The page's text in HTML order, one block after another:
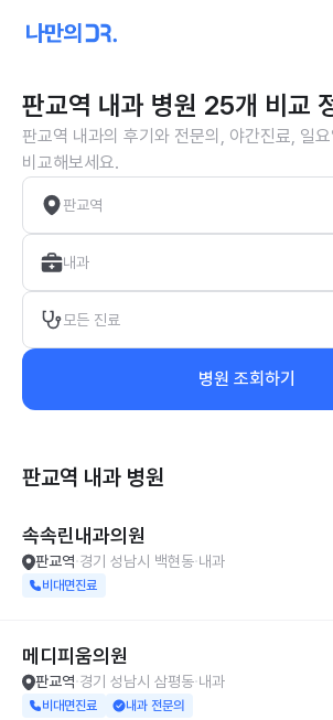
판교역 내과 병원 25개 비교
판교역 내과의 후기와 전문의, 야간진료, 일
비교해보세요.
판교역
내과
모든 진료
병원 조회하기
판교역 내과 병원
속속린내과의원
판교역 경기 성남시 백현동 내과
비대면진료
메디피움의원
판교역 경기 성남시 삼평동 내과
비대면진료 내과 전문의